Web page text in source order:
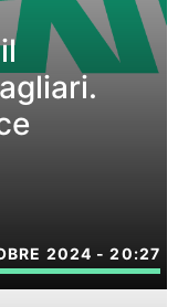
2024 - 20:27